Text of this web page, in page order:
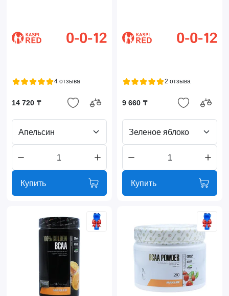
4 отзыва
14 720 ₸
Апельсин
Купить
2 отзыва
9 660 ₸
Зеленое яблоко
Купить